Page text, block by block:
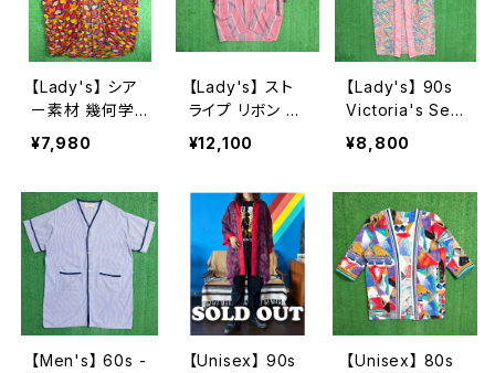
【Lady's】 シア
ー素材 幾何学
柄 羽織り シャツ
/ 古着 半袖 ガ
2264
¥7,980
【Lady's】 スト
ライプ リボン デ
ザイン 羽織り シ
ャツ / ガウン ジ
ース 半袖 2230
¥12,100
【Lady's】 90s
Victoria's Sec
ret ピンク ペイ
ズリー ガウン /
アシークレット
古着 レディース
総柄 シャツ 羽
織り N1485
¥8,800
【Men's】 60s -
【Unisex】 90s
【Unisex】 80s